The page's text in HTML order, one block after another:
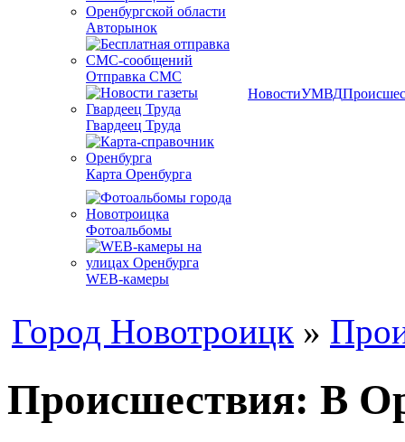
Авторынок
Отправка СМС
Гвардеец Труда
Карта Оренбурга
Фотоальбомы
WEB-камеры
НовостиУМВД
Город Новотроицк »
Происшествия: В